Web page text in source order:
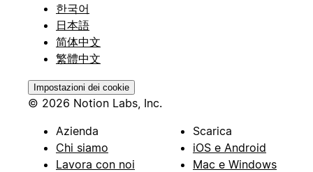
한국어
日本語
简体中文
繁體中文
Impostazioni dei cookie
© 2026 Notion Labs, Inc.
Azienda
Chi siamo
Lavora con noi
Scarica
iOS e Android
Mac e Windows